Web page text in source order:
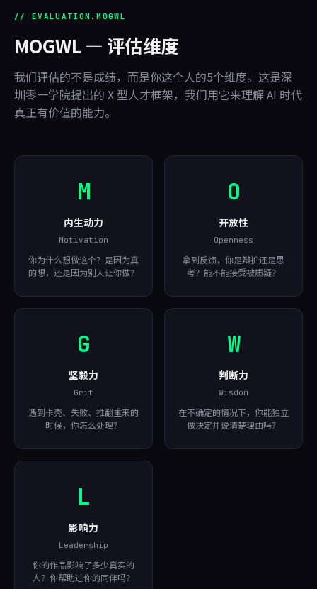
// EVALUATION.MOGWL
MOGWL — 评估维度
我们评估的不是成绩，而是你这个人的5个维度。这是深
圳零一学院提出的 X 型人才框架，我们用它来理解 AI 时代
真正有价值的能力。
M
内生动力
Motivation
你为什么想做这个？是因为真
的想，还是因为别人让你做？
O
开放性
Openness
拿到反馈，你是辩护还是思
考？能不能接受被质疑？
G
坚毅力
Grit
遇到卡壳、失败、推翻重来的
时候，你怎么处理？
W
判断力
Wisdom
在不确定的情况下，你能独立
做决定并说清楚理由吗？
L
影响力
Leadership
你的作品影响了多少真实的
人？你帮助过你的同伴吗？